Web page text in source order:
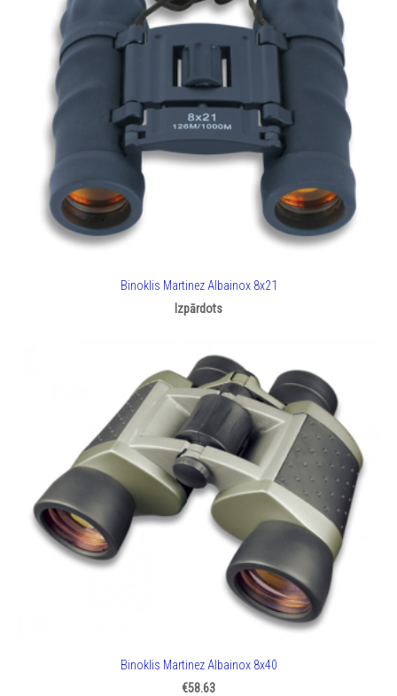
Binoklis Martinez Albainox 8x21
Izpārdots
Binoklis Martinez Albainox 8x40
€58.63